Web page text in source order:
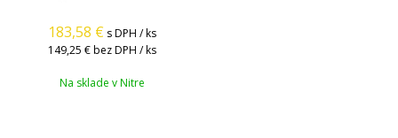
183,58 € s DPH / ks
149,25 € bez DPH / ks
Na sklade v Nitre